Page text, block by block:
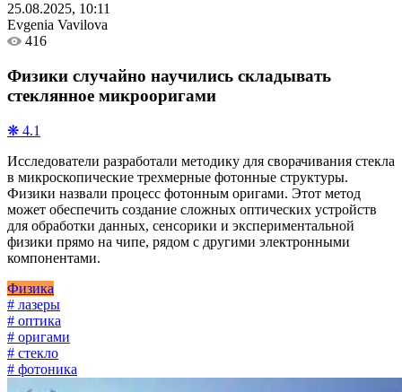
25.08.2025, 10:11
Evgenia Vavilova
416
Физики случайно научились складывать
стеклянное микрооригами
❋ 4.1
Исследователи разработали методику для сворачивания стекла
в микроскопические трехмерные фотонные структуры.
Физики назвали процесс фотонным оригами. Этот метод
может обеспечить создание сложных оптических устройств
для обработки данных, сенсорики и экспериментальной
физики прямо на чипе, рядом с другими электронными
компонентами.
Физика
# лазеры
# оптика
# оригами
# стекло
# фотоника